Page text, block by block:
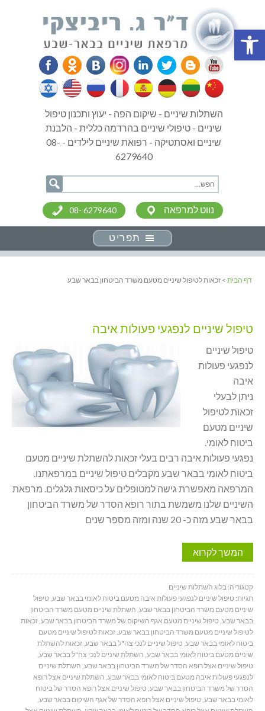
פתח סרגל נגישות
השתלות שיניים - שיקום הפה - יעוץ ותכנון טיפול
שיניים - טיפולי שיניים בהרדמה כללית - הלבנת
שיניים ואסתטיקה - רפואת שיניים לילדים - 08-
6279640
08- 6279640 נווט למרפאה
תפריט
דף הבית > זכאות לטיפול שיניים מטעם משרד הביטחון בבאר שבע
טיפול שיניים לנפגעי פעולות איבה
טיפול שיניים
לנפגעי פעולות
איבה
ניתן לבעלי
זכאות לטיפול
שיניים מטעם
ביטוח לאומי.
נפגעי פעולות איבה רבים בעלי זכאות להשתלת שיניים מטעם
ביטוח לאומי בבאר שבע מקבלים טיפול שיניים במרפאתנו.
המרפאה מאפשרת גישה למטופלים על כיסאות גלגלים. מרפאת
השיניים שלנו משמשת בתור רופא הסדר של משרד הביטחון
בבאר שבע מזה כ- 20 שנה ומזה מספר שנים
המשך לקרוא
קטגוריה: בלוג השתלות שיניים
תגיות: טיפול שיניים לנפגעי פעולות איבה מטעם ביטוח לאומי בבאר שבע, טיפול
שיניים מטעם משרד הביטחון בבאר שבע, השתלת שיניים מטעם משרד הביטחון
בבאר שבע, טיפול שיניים מטעם אגף השיקום של משרד הביטחון בבאר שבע,זכאות
לטיפול שיניים מטעם משרד הביטחון בבאר שבע,זכאות לטיפול שיניים מטעם
ביטוח לאומי בבאר שבע, טיפול שיניים לנכי צה"ל בבאר שבע,זכאות להשתלת
שיניים מטעם ביטוח לאומי בבאר שבע, השתלת שיניים לנכי צה"ל בבאר שבע,
טיפול שיניים אצל רופא הסדר של משרד הביטחון בבאר שבע, השתלת שיניים
לנפגעי פעולות איבה מטעם ביטוח לאומי בבאר שבע, השתלת שיניים אצל רופא
הסדר של משרד הביטחון בבאר שבע, טיפול שיניים אצל רופא הסדר של ביטוח
לאומי בבאר שבע, טיפול שיניים אצל רופא הסדר של אגף השיקום בבאר שבע,